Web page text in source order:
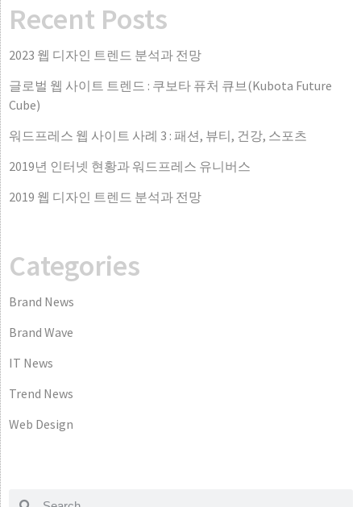
Recent Posts
2023 웹 디자인 트렌드 분석과 전망
글로벌 웹 사이트 트렌드 : 쿠보타 퓨처 큐브(Kubota Future
Cube)
워드프레스 웹 사이트 사례 3 : 패션, 뷰티, 건강, 스포츠
2019년 인터넷 현황과 워드프레스 유니버스
2019 웹 디자인 트렌드 분석과 전망
Categories
Brand News
Brand Wave
IT News
Trend News
Web Design